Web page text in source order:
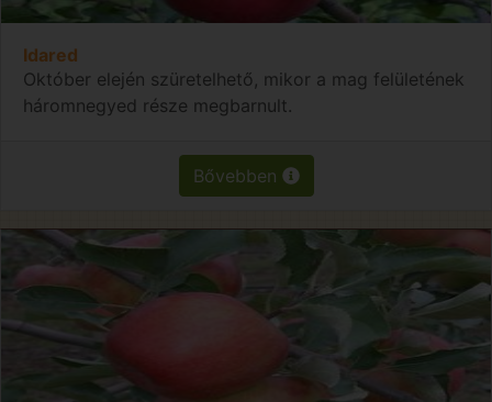
Idared
Október elején szüretelhető, mikor a mag felületének
háromnegyed része megbarnult.
Bővebben